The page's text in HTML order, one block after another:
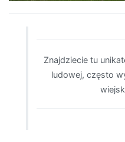
Znajdziecie tu
ludowej, często